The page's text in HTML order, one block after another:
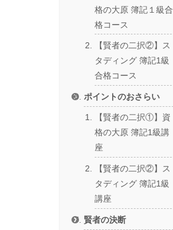
格の大原 簿記１級合
格コース
【賢者の二択②】ス
タディング 簿記1級
合格コース
ポイントのおさらい
【賢者の二択①】資
格の大原 簿記1級講
座
【賢者の二択②】ス
タディング 簿記1級
講座
賢者の決断